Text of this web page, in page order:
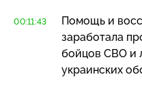
00:11:43
Помощь и
заработала
бойцов СВО и
украинских